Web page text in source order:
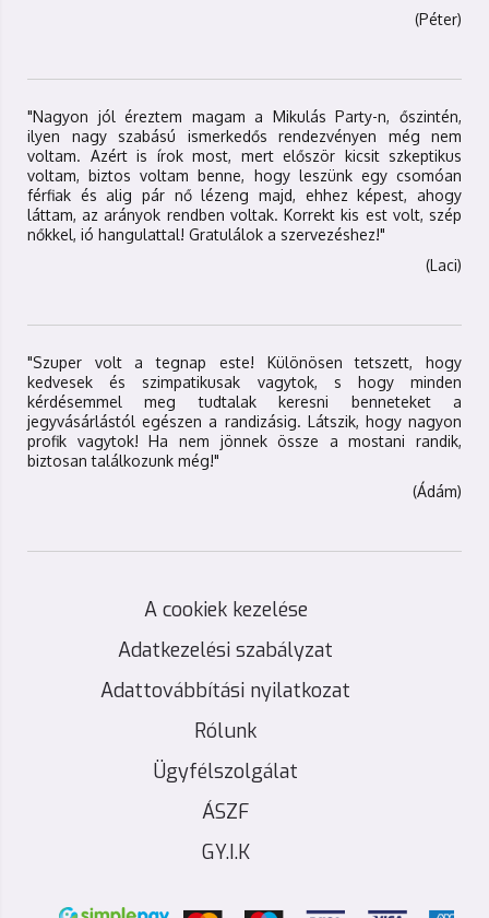
(Péter)
"Nagyon jól éreztem magam a Mikulás Party-n, őszintén,
ilyen nagy szabású ismerkedős rendezvényen még nem
voltam. Azért is írok most, mert először kicsit szkeptikus
voltam, biztos voltam benne, hogy leszünk egy csomóan
férfiak és alig pár nő lézeng majd, ehhez képest, ahogy
láttam, az arányok rendben voltak. Korrekt kis est volt, szép
nőkkel, ió hangulattal! Gratulálok a szervezéshez!"
(Laci)
"Szuper volt a tegnap este! Különösen tetszett, hogy
kedvesek és szimpatikusak vagytok, s hogy minden
kérdésemmel meg tudtalak keresni benneteket a
jegyvásárlástól egészen a randizásig. Látszik, hogy nagyon
profik vagytok! Ha nem jönnek össze a mostani randik,
biztosan találkozunk még!"
(Ádám)
A cookiek kezelése
Adatkezelési szabályzat
Adattovábbítási nyilatkozat
Rólunk
Ügyfélszolgálat
ÁSZF
GY.I.K